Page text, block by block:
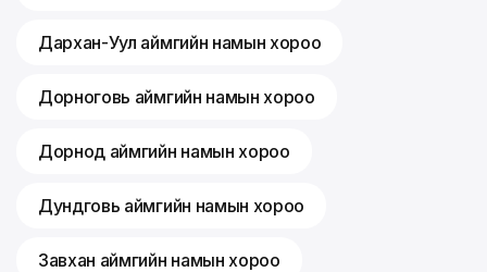
Дархан-Уул аймгийн намын хороо
Дорноговь аймгийн намын хороо
Дорнод аймгийн намын хороо
Дундговь аймгийн намын хороо
Завхан аймгийн намын хороо